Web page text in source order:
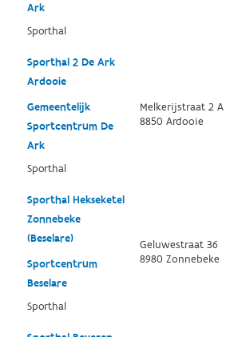
Ark
Sporthal
Sporthal 2 De Ark
Ardooie
Gemeentelijk
Sportcentrum De
Ark
Sporthal
Melkerijstraat 2 A
8850 Ardooie
Sporthal Hekseketel
Zonnebeke
(Beselare)
Sportcentrum
Beselare
Sporthal
Geluwestraat 36
8980 Zonnebeke